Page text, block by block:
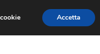
VACANZE
Accetta